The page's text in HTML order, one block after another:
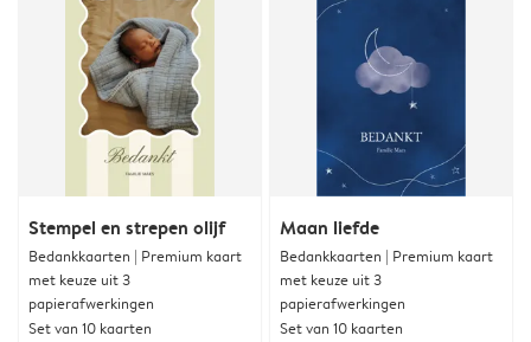
Stempel en strepen olijf
Bedankkaarten | Premium kaart
met keuze uit 3
papierafwerkingen
Set van 10 kaarten
Maan liefde
Bedankkaarten | Premium kaart
met keuze uit 3
papierafwerkingen
Set van 10 kaarten